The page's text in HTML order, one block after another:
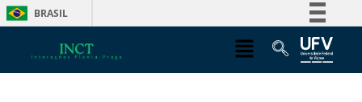
BRASIL
Simplifique!